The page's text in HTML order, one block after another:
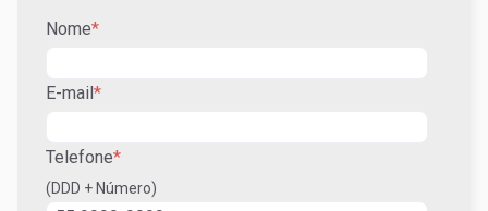
Nome*
E-mail*
Telefone*
(DDD + Número)